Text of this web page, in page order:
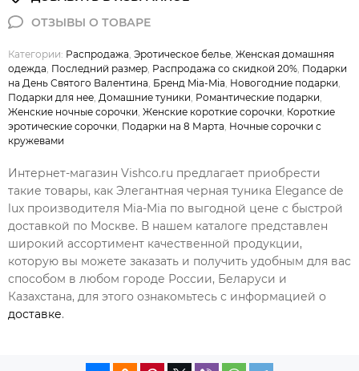
Категории: Распродажа Эротическое белье Женская домашняя
одежда Последний размер Распродажа со скидкой 20% Подарки
на День Святого Валентина Бренд Mia-Mia Новогодние подарки
Подарки для нее Домашние туники Романтические подарки
Женские ночные сорочки Женские короткие сорочки Короткие
эротические сорочки Подарки на 8 Марта Ночные сорочки с
кружевами
Интернет-магазин Vishco.ru предлагает приобрести
такие товары, как Элегантная черная туника Elegance de
lux производителя Mia-Mia по выгодной цене с быстрой
доставкой по Москве. В нашем каталоге представлен
широкий ассортимент качественной продукции,
которую вы можете заказать и получить удобным для вас
способом в любом городе России, Беларуси и
Казахстана, для этого ознакомьтесь с информацией о
доставке.